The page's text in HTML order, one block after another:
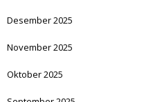
Desember 2025
November 2025
Oktober 2025